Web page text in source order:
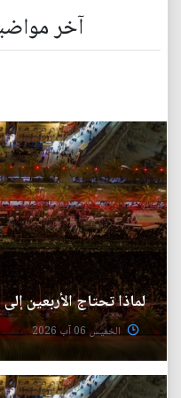
آخر
لماذا تحتاج الأربعين
الخميس 06 آب 2026